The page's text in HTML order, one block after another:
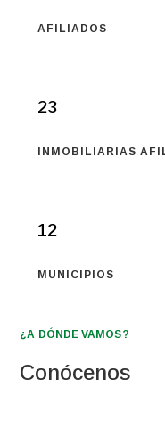
AFILIADOS
23
INMOBILIARIAS
12
MUNICIPIOS
¿A DÓNDE VAMOS?
Conócenos